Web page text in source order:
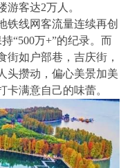
客达2万人。
铁线网客流量连续再创
“500万+”的纪录。而
街如户部巷，吉庆街，
头攒动，偏心美景加美
满意自己的味蕾。